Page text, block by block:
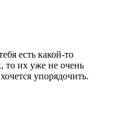
есть какой-то
то их уже не очень
упорядочить.